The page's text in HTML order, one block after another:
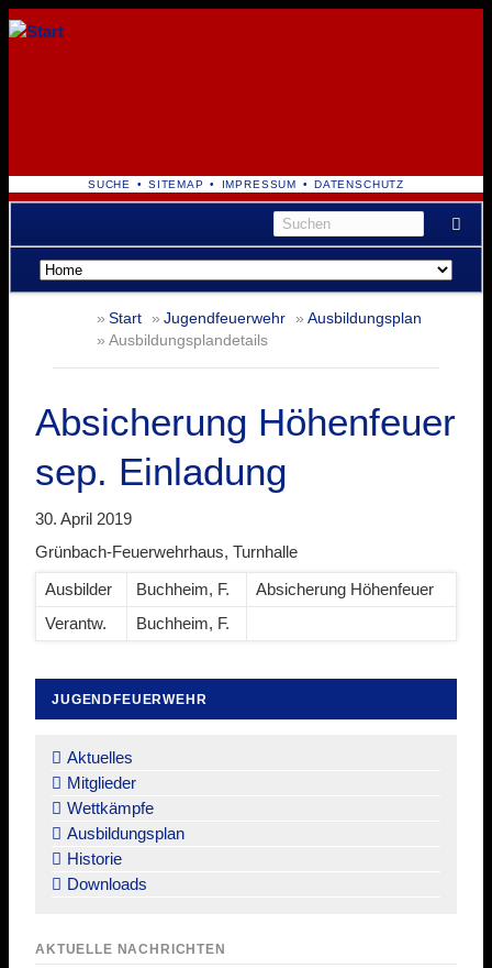
NAVIGATION
ÜBERSPRINGEN
SUCHE SITEMAP IMPRESSUM DATENSCHUTZ
Navigation
überspringen
Start Jugendfeuerwehr
Ausbildungsplan
Ausbildungsplandetails
Absicherung Höhenfeuer
sep. Einladung
30. April 2019
Grünbach-Feuerwehrhaus, Turnhalle
Ausbilder Buchheim, F.
Absicherung Höhenfeuer
Verantw.
Buchheim, F.
JUGENDFEUERWEHR
überspringen
Aktuelles
Mitglieder
Wettkämpfe
Ausbildungsplan
Historie
Downloads
AKTUELLE NACHRICHTEN